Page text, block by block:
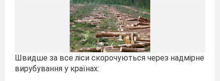
Швидше за все ліси скорочуються через надмірне
вирубування у країнах: